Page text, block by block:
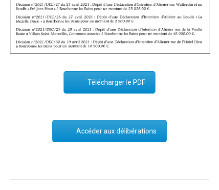
Télécharger le PDF
Accéder aux délibérations